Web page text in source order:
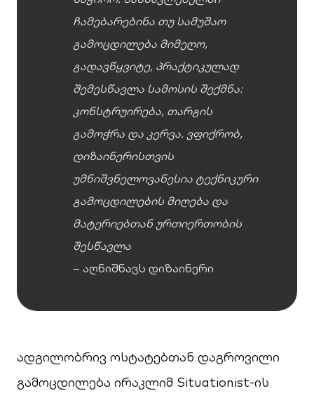
ჩამებარებინა თუ სამუშაო
გამოცდილება მიმეღო,
გადავწყვიტე, პრაქტიკულად
შემესწავლა სამოსის შექმნა:
კონსტრუირება, თარგის
გამოჭრა და კერვა. ვფიქრობ,
დიზაინერისთვის
უმნიშვნელოვანესია ტექნიკური
გამოცდილების მიღება და
მატერიებთან ურთიერთობის
შესწავლა
– აღნიშნავს დიზაინერი
ადგილობრივ ოსტატებთან დაგროვილი
გამოცდილება ირაკლიმ Situationist-ის